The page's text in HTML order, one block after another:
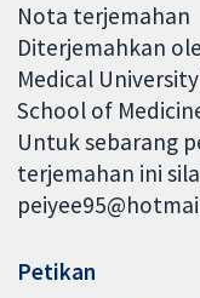
Nota terjemahan
Diterjemahkan
Medical
School of
Untuk sebarang
terjemahan ini
Petikan